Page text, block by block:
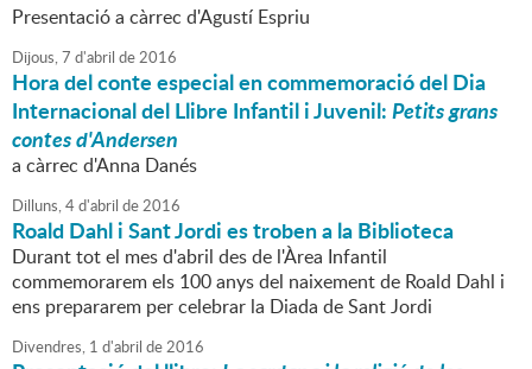
Presentació a càrrec d'Agustí Espriu
Dijous,7 d'abril de2016
Hora del conte especial en commemoració del Dia
Internacional del Llibre Infantil i Juvenil:Petits grans
contes d'Andersen
a càrrec d'Anna Danés
Dilluns,4d'abril de2016
Roald Dahl i Sant Jordi es troben a la Biblioteca
Durant tot el mes d'abril des de l'Àrea Infantil
commemorarem els 100 anys del naixement de Roald Dahl i
ens prepararem per celebrar la Diada de Sant Jordi
Divendres, 1 d'abril de2016